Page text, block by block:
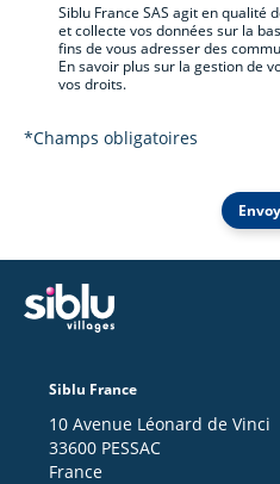
Siblu France SAS agit en qualité
et collecte vos données sur la
fins de vous adresser des
En savoir plus sur la gestion de
vos droits.
*Champs obligatoires
Siblu France
10 Avenue Léonard de Vinci
33600 PESSAC
France